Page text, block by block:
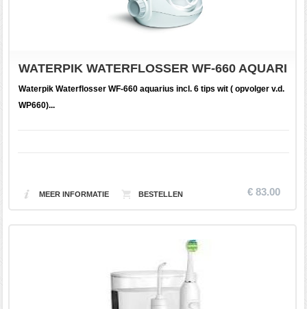
WATERPIK WATERFLOSSER WF-660 AQUARIUS
€ 83.00
Waterpik Waterflosser WF-660 aquarius incl. 6 tips wit ( opvolger v.d.
WP660)...
MEER INFORMATIE